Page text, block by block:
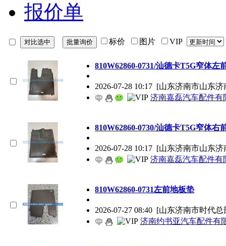
报价单
标价 图片 VIP
810W62860-0731/汕德卡T5G窄体左
2026-07-28 10:17 [山东济南市山东
济南嘉磊汽车配件有
810W62860-0730/汕德卡T5G窄体右
2026-07-28 10:17 [山东济南市山东
济南嘉磊汽车配件有
810W62860-0731左前地板垫
2026-07-27 08:40 [山东济南市时代总
济南约书亚汽车配件有